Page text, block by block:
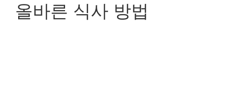
올바른 식사 방법